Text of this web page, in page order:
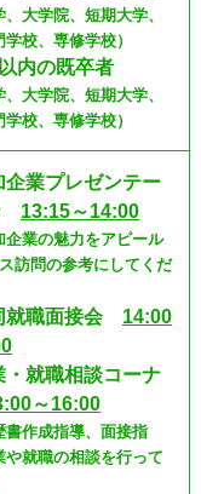
大学院、短期大学、
校、専修学校）
内の既卒者
大学院、短期大学、
校、専修学校）
業プレゼンテー
13:15～14:00
業の魅力をアピール
訪問の参考にしてくだ
職面接会 14:00
就職相談コーナ
～16:00
作成指導、面接指
や就職の相談を行って